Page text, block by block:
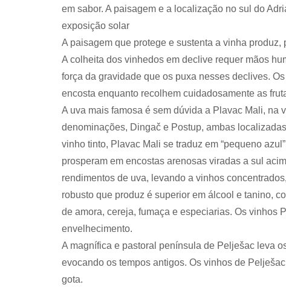
em sabor. A paisagem e a localização no sul do
exposição solar
A paisagem que protege e sustenta a vinha
A colheita dos vinhedos em declive requer mãos
força da gravidade que os puxa nesses declives.
encosta enquanto recolhem cuidadosamente as
A uva mais famosa é sem dúvida a Plavac Mali, na
denominações, Dingač e Postup, ambas
vinho tinto, Plavac Mali se traduz em “pequeno
prosperam em encostas arenosas viradas a sul
rendimentos de uva, levando a vinhos
robusto que produz é superior em álcool e tanino,
de amora, cereja, fumaça e especiarias. Os vinhos
envelhecimento.
A magnífica e pastoral península de Pelješac leva
evocando os tempos antigos. Os vinhos de
gota.